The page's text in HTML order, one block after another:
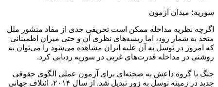
سوریه؛ میدان آزمون
اگرچه نظریه‌ مداخله ممکن است تحریفی جدی از مفاد منشور ملل
متحد به ‌شمار رود، اما ریشه‌های نظری آن و حتی میزان اطمینانی
که امروز در توسل به آن علیه ایران مشاهده می‌شود را می‌توان به‌
روشنی در مداخله قدرت‌های غربی در سوریه ردیابی کرد.
جنگ با گروه داعش به صحنه‌ای برای آزمون عملی الگوی حقوقی
جدید در زمینه توسل به زور تبدیل شد. از سال ۲۰۱۴، ائتلاف جهانی